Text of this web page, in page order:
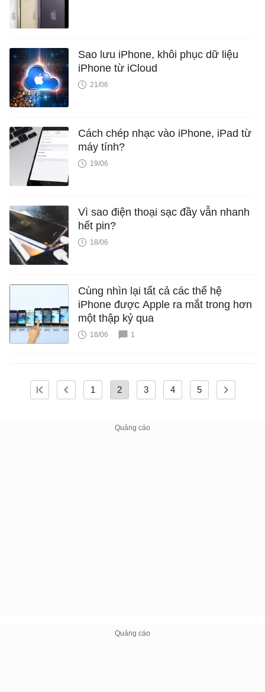
Sao lưu iPhone, khôi phục dữ liệu
iPhone từ iCloud
21/06
Cách chép nhạc vào iPhone, iPad từ
máy tính?
19/06
Vì sao điện thoại sạc đầy vẫn nhanh
hết pin?
18/06
Cùng nhìn lại tất cả các thế hệ
iPhone được Apple ra mắt trong hơn
một thập kỷ qua
18/06 1
1 2 3 4 5